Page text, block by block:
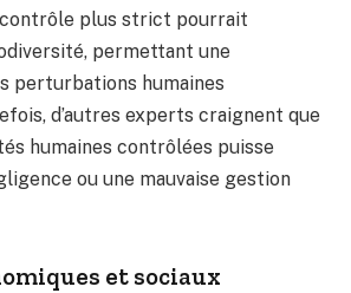
contrôle plus strict pourrait
permettant une
perturbations humaines
d’autres experts craignent que
humaines contrôlées puisse
ou une mauvaise gestion
et sociaux